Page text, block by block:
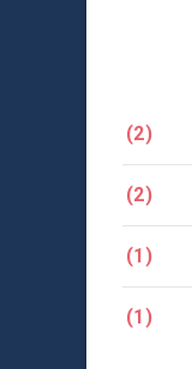
(2)
(2)
(1)
(1)